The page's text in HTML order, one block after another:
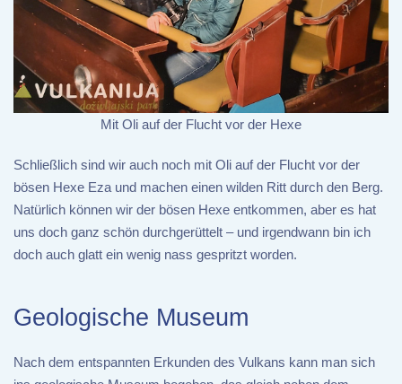
Mit Oli auf der Flucht vor der Hexe
Schließlich sind wir auch noch mit Oli auf der Flucht vor der
bösen Hexe Eza und machen einen wilden Ritt durch den Berg.
Natürlich können wir der bösen Hexe entkommen, aber es hat
uns doch ganz schön durchgerüttelt – und irgendwann bin ich
doch auch glatt ein wenig nass gespritzt worden.
Geologische Museum
Nach dem entspannten Erkunden des Vulkans kann man sich